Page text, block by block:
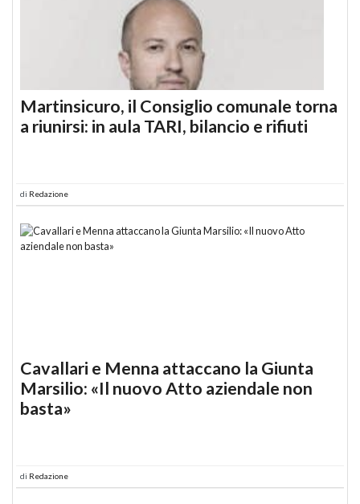
Martinsicuro, il Consiglio comunale torna
a riunirsi: in aula TARI, bilancio e rifiuti
di Redazione
Cavallari e Menna attaccano la Giunta
Marsilio: «Il nuovo Atto aziendale non
basta»
di Redazione